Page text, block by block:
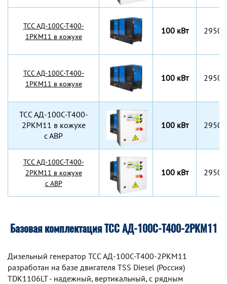
TCC АД-100С-Т400-
1РКМ11 в кожухе
100 кВт
TCC АД-100С-Т400-
1РКМ11 в кожухе
100 кВт
TCC АД-100С-Т400-
2РКМ11 в кожухе
с АВР
100 кВт
TCC АД-100С-Т400-
2РКМ11 в кожухе
с АВР
100 кВт
Базовая комплектация ТСС АД-100С-Т400-2РКМ11
Дизельный генератор TCC АД-100С-Т400-2РКМ11
разработан на базе двигателя TSS Diesel (Россия)
TDK1106LT - надежный, вертикальный, с рядным